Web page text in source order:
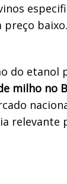
preço baixo.
do etanol
milho no
relevante